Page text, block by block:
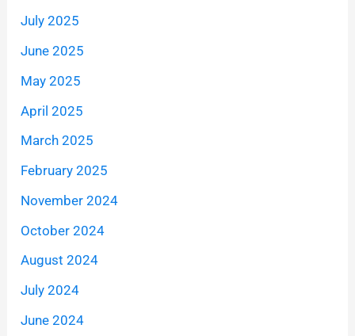
July 2025
June 2025
May 2025
April 2025
March 2025
February 2025
November 2024
October 2024
August 2024
July 2024
June 2024